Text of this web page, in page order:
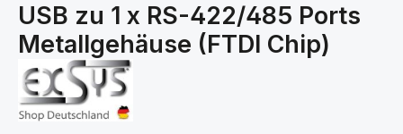
USB zu 1 x RS-422/485 Ports
Metallgehäuse (FTDI Chip)